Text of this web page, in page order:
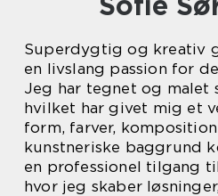
Superdygtig og kreativ
en livslang passion for
Jeg har tegnet og malet
hvilket har givet mig et
form, farver,
kunstneriske baggrund
en professionel tilgang
hvor jeg skaber